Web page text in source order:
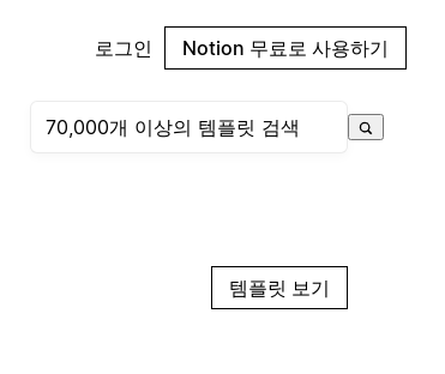
로그인 Notion 무료로 사용하기
템플릿 보기